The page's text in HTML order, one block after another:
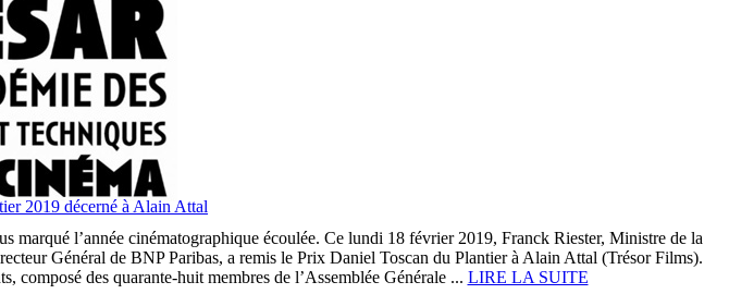
2019 décerné à Alain Attal
l’année cinématographique écoulée. Ce lundi 18 février 2019, Franck Riester, Ministre de la
Général de BNP Paribas, a remis le Prix Daniel Toscan du Plantier à Alain Attal (Trésor Films).
composé des quarante-huit membres de l’Assemblée Générale ... LIRE LA SUITE